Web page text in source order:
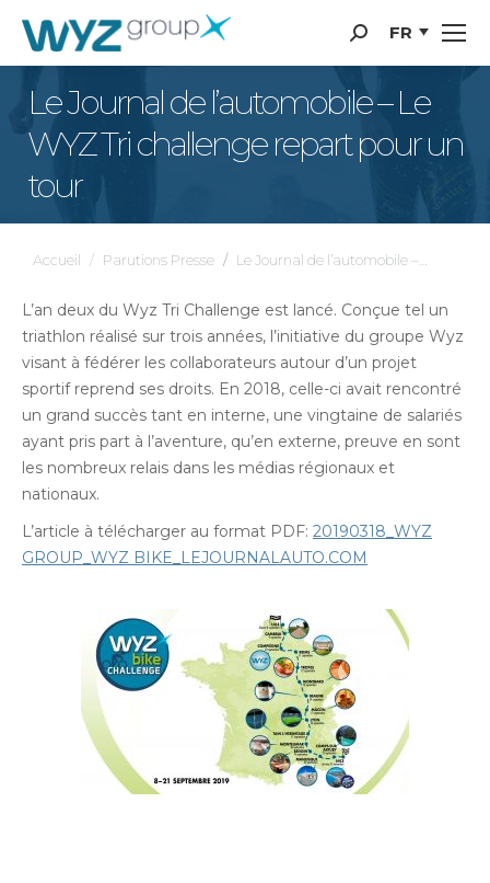
Recherche
:
FR
Le Journal de l’automobile – Le
WYZ Tri challenge repart pour un
tour
Vous êtes ici :
Accueil Parutions Presse Le Journal de l’automobile –…
L’an deux du Wyz Tri Challenge est lancé. Conçue tel un
triathlon réalisé sur trois années, l’initiative du groupe Wyz
visant à fédérer les collaborateurs autour d’un projet
sportif reprend ses droits. En 2018, celle-ci avait rencontré
un grand succès tant en interne, une vingtaine de salariés
ayant pris part à l’aventure, qu’en externe, preuve en sont
les nombreux relais dans les médias régionaux et
nationaux.
L’article à télécharger au format PDF: 20190318_WYZ
GROUP_WYZ BIKE_LEJOURNALAUTO.COM
Panneau de gestion des cookies